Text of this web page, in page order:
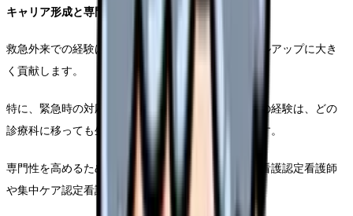
キャリア形成と専門性の向上
救急外来での経験は、看護師としての総合的なスキルアップに大き
く貢献します。
特に、緊急時の対応力や判断力、そして多方面連携の経験は、どの
診療科に移っても生きられる貴重なスキルとなります。
専門性を高めるためのキャリアパスとしては、緊急看護認定看護師
や集中ケア認定看護師などの資格取得が一般的です。